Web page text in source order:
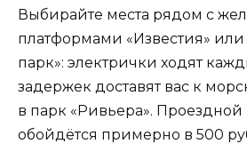
Выбирайте места рядом с
платформами «Известия»
парк»: электрички ходят
задержек доставят вас к
в парк «Ривьера».
обойдётся примерно в 500